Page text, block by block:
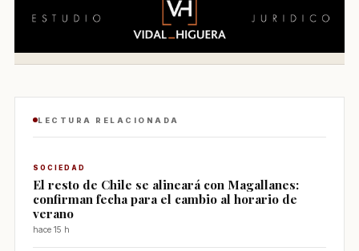
LECTURA RELACIONADA
SOCIEDAD
El resto de Chile se alineará con Magallanes:
confirman fecha para el cambio al horario de
verano
hace 15 h